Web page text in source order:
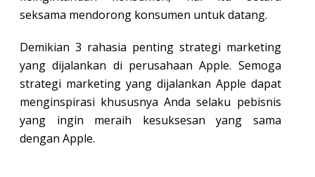
seksama mendorong konsumen untuk datang.
Demikian 3 rahasia penting strategi marketing
yang dijalankan di perusahaan Apple. Semoga
strategi marketing yang dijalankan Apple dapat
menginspirasi khususnya Anda selaku pebisnis
yang ingin meraih kesuksesan yang sama
dengan Apple.